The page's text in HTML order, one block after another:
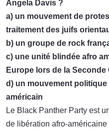
Angela Davis ?
a) un mouvement de
traitement des juifs
b) un groupe de rock
c) une unité blindée afro
Europe lors de la Seconde
d) un mouvement
américain
Le Black Panther Party est
de libération afro-